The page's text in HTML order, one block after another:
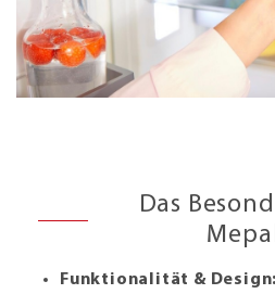
Das
Funktionalität & Design: